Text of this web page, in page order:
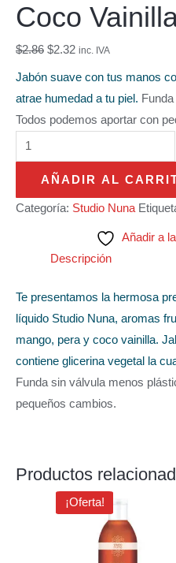
Coco
$2.86 $2.32 inc. IVA
Jabón suave con tus manos
atrae humedad a tu piel.
Todos podemos aportar con
AÑADIR AL
Categoría: Studio Nuna
Añadir a
Descripción
Te presentamos la hermosa
líquido Studio Nuna, aromas
mango, pera y coco vainilla.
contiene glicerina vegetal la
Funda sin válvula menos
pequeños cambios.
Productos
¡Oferta!
El
precio
original
$6.71.
El
precio
actual
es:
$5.83.